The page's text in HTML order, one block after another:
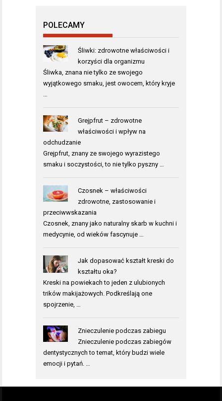
POLECAMY
Śliwki: zdrowotne właściwości i
korzyści dla organizmu
Śliwka, znana nie tylko ze swojego
wyjątkowego smaku, jest owocem, który kryje
Grejpfrut – zdrowotne
właściwości i wpływ na
odchudzanie
Grejpfrut, znany ze swojego wyrazistego
smaku i soczystości, to nie tylko pyszny …
Czosnek – właściwości
zdrowotne, zastosowanie i
przeciwwskazania
Czosnek, znany jako naturalny skarb w kuchni i
medycynie, od wieków fascynuje …
Jak dopasować kształt kreski do
kształtu oka?
Kreski na powiekach to jeden z ulubionych
trików makijażowych. Podkreślają one
spojrzenie, …
Znieczulenie podczas zabiegu
Znieczulenie podczas zabiegów
dentystycznych to temat, który budzi wiele
emocji i pytań. …